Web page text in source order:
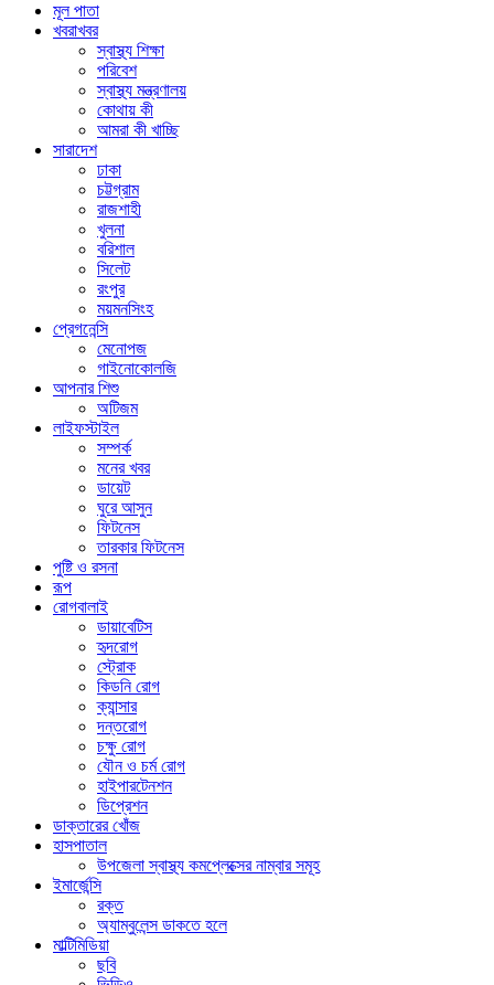
মূল পাতা
খবরাখবর
স্বাস্থ্য শিক্ষা
পরিবেশ
স্বাস্থ্য মন্ত্রণালয়
কোথায় কী
আমরা কী খাচ্ছি
সারাদেশ
ঢাকা
চট্টগ্রাম
রাজশাহী
খুলনা
বরিশাল
সিলেট
রংপুর
ময়মনসিংহ
প্রেগনেন্সি
মেনোপজ
গাইনোকোলজি
আপনার শিশু
অটিজম
লাইফস্টাইল
সম্পর্ক
মনের খবর
ডায়েট
ঘুরে আসুন
ফিটনেস
তারকার ফিটনেস
পুষ্টি ও রসনা
রূপ
রোগবালাই
ডায়াবেটিস
হৃদরোগ
স্ট্রোক
কিডনি রোগ
ক্যান্সার
দন্তরোগ
চক্ষু রোগ
যৌন ও চর্ম রোগ
হাইপারটেনশন
ডিপ্রেশন
ডাক্তারের খোঁজ
হাসপাতাল
উপজেলা স্বাস্থ্য কমপ্লেক্সের নাম্বার সমূহ
ইমার্জেন্সি
রক্ত
অ্যাম্বুলেন্স ডাকতে হলে
মাল্টিমিডিয়া
ছবি